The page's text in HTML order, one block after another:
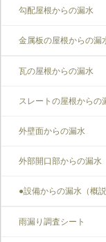
勾配屋根からの漏水
金属板の屋根からの漏
瓦の屋根からの漏水
スレートの屋根からの
外壁面からの漏水
外部開口部からの漏水
●設備からの漏水（概説
雨漏り調査シート